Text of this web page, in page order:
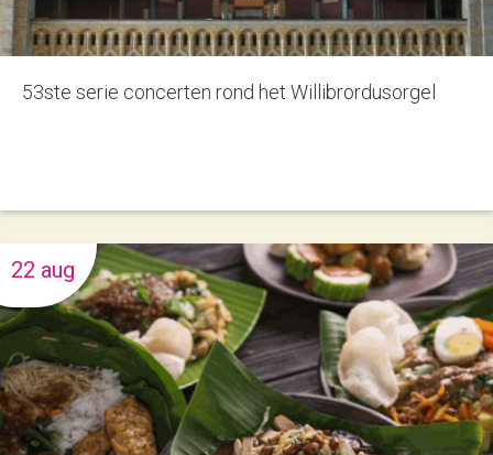
53ste serie concerten rond het Willibrordusorgel
22 aug